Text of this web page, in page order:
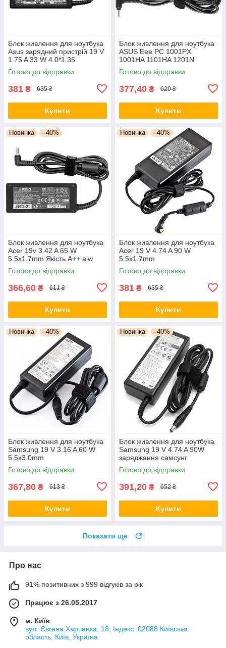
Блок живлення для ноутбука
Asus зарядний пристрій 19 V
1.75 A 33 W 4.0*1.35
Готово до відправки
381 ₴ 635 ₴
Купити
Блок живлення для ноутбука
ASUS Eee PC 1001PX
1001HA 1101HA 1201N
1201HA 1202H 1005PE
1005HAG 1008HA 1008P
Готово до відправки
377,40 ₴ 629 ₴
Купити
Новинка –40%
Блок живлення для ноутбука
Acer 19v 3.42 A 65 W
5.5x1.7mm Якість А++ aiw
Готово до відправки
366,60 ₴ 611 ₴
Купити
Новинка –40%
Блок живлення для ноутбука
Acer 19 V 4.74 A 90 W
5.5x1.7mm
Готово до відправки
381 ₴ 635 ₴
Купити
Новинка –40%
Блок живлення для ноутбука
Samsung 19 V 3.16 A 60 W
5.5x3.0mm
Готово до відправки
367,80 ₴ 613 ₴
Купити
Новинка –40%
Блок живлення для ноутбука
Samsung 19 V 4.74 A 90W
заряджання самсунг
Готово до відправки
391,20 ₴ 652 ₴
Купити
Показати ще
Про нас
91% позитивних з 999 відгуків за рік
Працює з 26.05.2017
м. Київ
вул. Євгена Харченка, 18, Індекс: 02088 Київська
область, Київ, Україна